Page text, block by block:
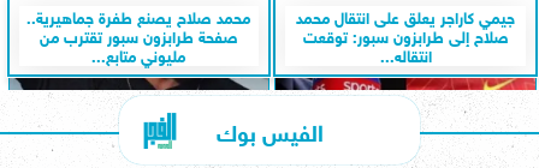
جيمي كاراجر يعلق على انتقال محمد
صلاح إلى طرابزون سبور: توقعت
انتقاله...
محمد صلاح يصنع طفرة جماهيرية..
صفحة طرابزون سبور تقترب من
مليوني متابع...
الفيس بوك